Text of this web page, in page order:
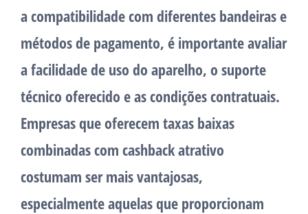
a compatibilidade com diferentes bandeiras e
métodos de pagamento, é importante avaliar
a facilidade de uso do aparelho, o suporte
técnico oferecido e as condições contratuais.
Empresas que oferecem taxas baixas
combinadas com cashback atrativo
costumam ser mais vantajosas,
especialmente aquelas que proporcionam